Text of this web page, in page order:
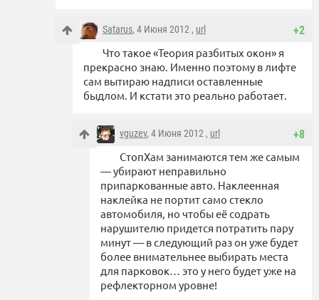
+2
Satarus, 4 Июня 2012 , url
Что такое «Теория разбитых окон» я
прекрасно знаю. Именно поэтому в лифте
сам вытираю надписи оставленные
быдлом. И кстати это реально работает.
+8
vguzev, 4 Июня 2012 , url
СтопХам занимаются тем же самым
— убирают неправильно
припаркованные авто. Наклеенная
наклейка не портит само стекло
автомобиля, но чтобы её содрать
нарушителю придется потратить пару
минут — в следующий раз он уже будет
более внимательнее выбирать места
для парковок… это у него будет уже на
рефлекторном уровне!